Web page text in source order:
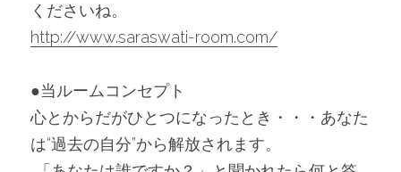
くださいね。
http://www.saraswati-room.com/
●当ルームコンセプト
心とからだがひとつになったとき・・・あなた
は“過去の自分”から解放されます。